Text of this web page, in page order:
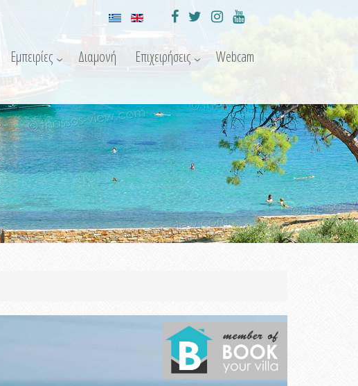
Εμπειρίες Διαμονή Επιχειρήσεις Webcam